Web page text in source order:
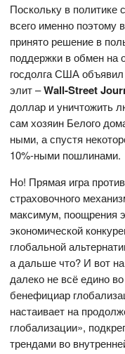
Поскольку в политике
всего именно поэтому
принято решение в
поддержки в обмен на
госдолга США объявил
элит –Wall-Street
доллар и уничтожить
сам хозяин Белого
ными, а спустя
10%-ными пошлинами.
Но! Прямая игра
страховочного
максимум, поощрения
экономической
глобальной
а дальше что? И вот
далеко не всё едино
бенефициар
настаивает на
глобализации»,
трендами во